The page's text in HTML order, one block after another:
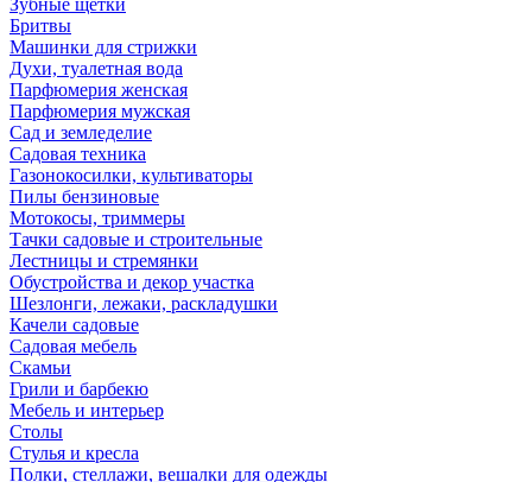
Зубные щётки
Бритвы
Машинки для стрижки
Духи, туалетная вода
Парфюмерия женская
Парфюмерия мужская
Сад и земледелие
Садовая техника
Газонокосилки, культиваторы
Пилы бензиновые
Мотокосы, триммеры
Тачки садовые и строительные
Лестницы и стремянки
Обустройства и декор участка
Шезлонги, лежаки, раскладушки
Качели садовые
Садовая мебель
Скамьи
Грили и барбекю
Мебель и интерьер
Столы
Стулья и кресла
Полки, стеллажи, вешалки для одежды